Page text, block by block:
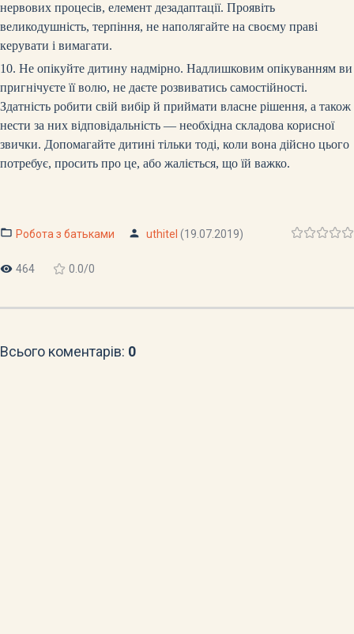
нервових процесів, елемент дезадаптації. Проявіть
великодушність, терпіння, не наполягайте на своєму праві
керувати і вимагати.
10. Не опікуйте дитину надмірно. Надлишковим опікуванням ви
пригнічуєте її волю, не даєте розвиватись самостійності.
Здатність робити свій вибір й приймати власне рішення, а також
нести за них відповідальність — необхідна складова корисної
звички. Допомагайте дитині тільки тоді, коли вона дійсно цього
потребує, просить про це, або жаліється, що їй важко.
Робота з батьками uthitel (19.07.2019)
464 0.0/0
Всього коментарів: 0